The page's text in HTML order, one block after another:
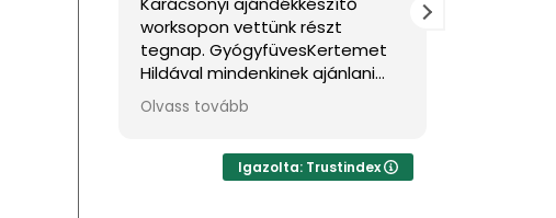
worksopon vettünk részt
tegnap. GyógyfüvesKertemet
Hildával mindenkinek ajánlani
tudom, ha feltöltődésre,
egyben tudásra vágyik kellemes
több csillagot adni, akkor azt
mind adnám.
Olvass tovább
Igazolta: Trustindex